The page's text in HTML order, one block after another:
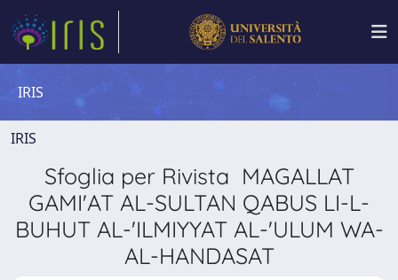
IRIS
IRIS
Sfoglia per Rivista MAGALLAT
GAMI'AT AL-SULTAN QABUS LI-L-
BUHUT AL-'ILMIYYAT AL-'ULUM WA-
AL-HANDASAT